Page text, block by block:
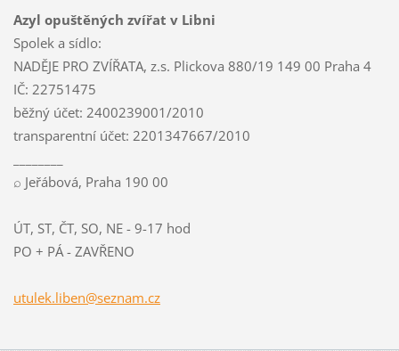
Azyl opuštěných zvířat v Libni
Spolek a sídlo:
NADĚJE PRO ZVÍŘATA, z.s. Plickova 880/19 149 00 Praha 4
IČ: 22751475
běžný účet: 2400239001/2010
transparentní účet: 2201347667/2010
⌕ Jeřábová, Praha 190 00
ÚT, ST, ČT, SO, NE - 9-17 hod
PO + PÁ - ZAVŘENO
utulek.liben@seznam.cz